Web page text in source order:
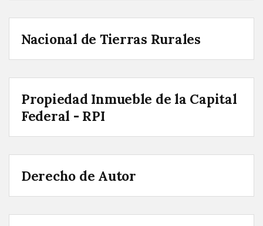
Nacional de Tierras Rurales
Propiedad Inmueble de la Capital
Federal - RPI
Derecho de Autor